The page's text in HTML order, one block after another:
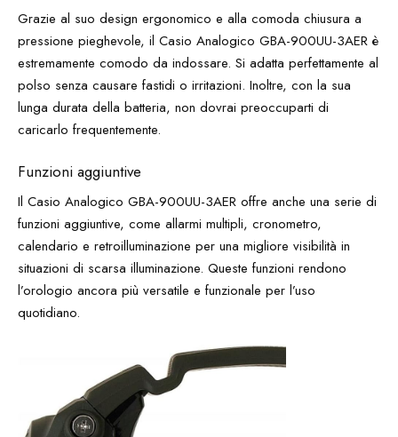
Grazie al suo design ergonomico e alla comoda chiusura a
pressione pieghevole, il Casio Analogico GBA-900UU-3AER è
estremamente comodo da indossare. Si adatta perfettamente al
polso senza causare fastidi o irritazioni. Inoltre, con la sua
lunga durata della batteria, non dovrai preoccuparti di
caricarlo frequentemente.
Funzioni aggiuntive
Il Casio Analogico GBA-900UU-3AER offre anche una serie di
funzioni aggiuntive, come allarmi multipli, cronometro,
calendario e retroilluminazione per una migliore visibilità in
situazioni di scarsa illuminazione. Queste funzioni rendono
l’orologio ancora più versatile e funzionale per l’uso
quotidiano.